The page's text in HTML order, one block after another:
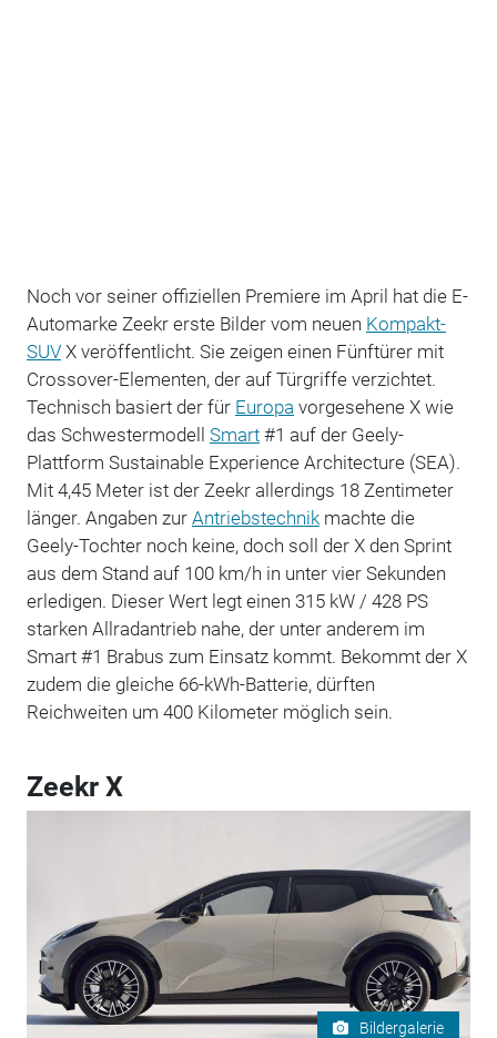
Noch vor seiner offiziellen Premiere im April hat die E-
Automarke Zeekr erste Bilder vom neuen Kompakt-
SUVX veröffentlicht. Sie zeigen einen Fünftürer mit
Crossover-Elementen, der auf Türgriffe verzichtet.
Technisch basiert der für Europa vorgesehene X wie
das Schwestermodell Smart#1 auf der Geely-
Plattform Sustainable Experience Architecture (SEA).
Mit 4,45 Meter ist der Zeekr allerdings 18 Zentimeter
länger. Angaben zur Antriebstechnikmachte die
Geely-Tochter noch keine, doch soll der X den Sprint
aus dem Stand auf 100 km/h in unter vier Sekunden
erledigen. Dieser Wert legt einen 315 kW / 428 PS
starken Allradantrieb nahe, der unter anderem im
Smart #1 Brabus zum Einsatz kommt. Bekommt der X
zudem die gleiche 66-kWh-Batterie, dürften
Reichweiten um 400 Kilometer möglich sein.
Zeekr X
Bildergalerie